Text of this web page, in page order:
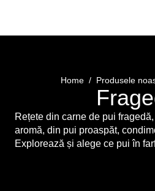
Home Produsele
Rețete din carne de pui
aromă, din pui proaspăt,
Explorează și alege ce pui în